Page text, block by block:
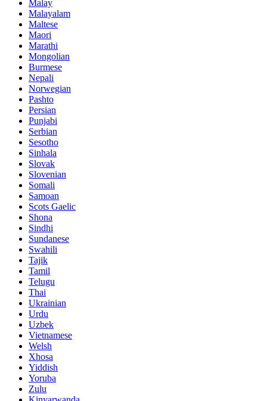
Malay
Malayalam
Maltese
Maori
Marathi
Mongolian
Burmese
Nepali
Norwegian
Pashto
Persian
Punjabi
Serbian
Sesotho
Sinhala
Slovak
Slovenian
Somali
Samoan
Scots Gaelic
Shona
Sindhi
Sundanese
Swahili
Tajik
Tamil
Telugu
Thai
Ukrainian
Urdu
Uzbek
Vietnamese
Welsh
Xhosa
Yiddish
Yoruba
Zulu